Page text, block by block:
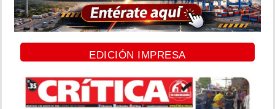
EDICIÓN IMPRESA